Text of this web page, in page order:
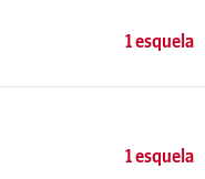
1 esquela
1 esquela